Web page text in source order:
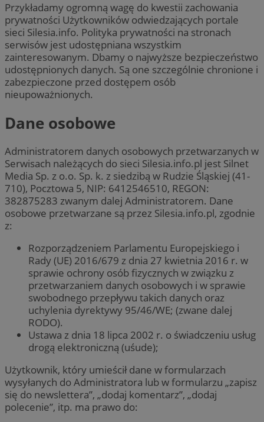
Przykładamy ogromną wagę do kwestii zachowania
prywatności Użytkowników odwiedzających portale
sieci Silesia.info. Polityka prywatności na stronach
serwisów jest udostępniana wszystkim
zainteresowanym. Dbamy o najwyższe bezpieczeństwo
udostępnionych danych. Są one szczególnie chronione i
zabezpieczone przed dostępem osób
nieupoważnionych.
Dane osobowe
Administratorem danych osobowych przetwarzanych w
Serwisach należących do sieci Silesia.info.pl jest Silnet
Media Sp. z o.o. Sp. k. z siedzibą w Rudzie Śląskiej (41-
710), Pocztowa 5, NIP: 6412546510, REGON:
382875283 zwanym dalej Administratorem. Dane
osobowe przetwarzane są przez Silesia.info.pl, zgodnie
z:
Rozporządzeniem Parlamentu Europejskiego i
Rady (UE) 2016/679 z dnia 27 kwietnia 2016 r. w
sprawie ochrony osób fizycznych w związku z
przetwarzaniem danych osobowych i w sprawie
swobodnego przepływu takich danych oraz
uchylenia dyrektywy 95/46/WE; (zwane dalej
RODO).
Ustawa z dnia 18 lipca 2002 r. o świadczeniu usług
drogą elektroniczną (uśude);
Użytkownik, który umieścił dane w formularzach
wysyłanych do Administratora lub w formularzu „zapisz
się do newslettera”, „dodaj komentarz”, „dodaj
polecenie”, itp. ma prawo do: